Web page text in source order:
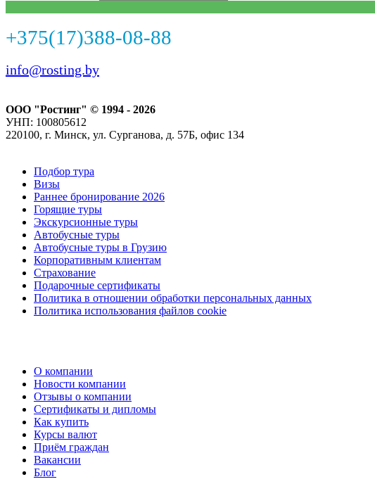
+375(17)388-08-88
info@rosting.by
ООО "Ростинг" © 1994 - 2026
УНП: 100805612
220100, г. Минск, ул. Сурганова, д. 57Б, офис 134
Подбор тура
Визы
Раннее бронирование 2026
Горящие туры
Экскурсионные туры
Автобусные туры
Автобусные туры в Грузию
Корпоративным клиентам
Страхование
Подарочные сертификаты
Политика в отношении обработки персональных данных
Политика использования файлов cookie
О компании
Новости компании
Отзывы о компании
Сертификаты и дипломы
Как купить
Курсы валют
Приём граждан
Вакансии
Блог